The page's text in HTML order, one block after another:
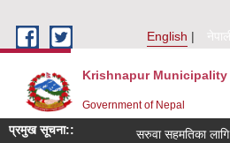
English
नेपाली
Krishnapur Municipality
Government of Nepal
प्रमुख सूचना:: सरुवा सहमतिका